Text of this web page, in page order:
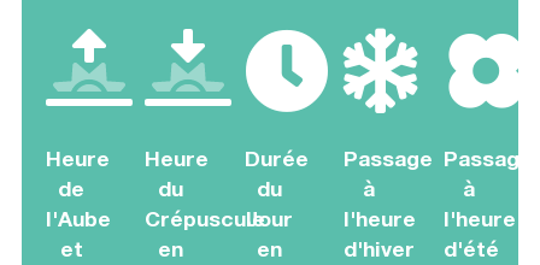
Heure
de
l'Aube
et
Heure
du
Crépuscule
en
Durée
du
Jour
en
Passage
à
l'heure
d'hiver
Passage
à
l'heure
d'été